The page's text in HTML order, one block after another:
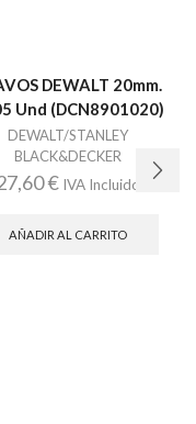
DEWALT 20mm.
Und (DCN8901020)
DEWALT/STANLEY
BLACK&DECKER
€ IVA Incluido
AÑADIR AL CARRITO